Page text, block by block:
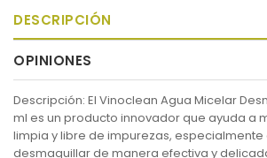
DESCRIPCIÓN
OPINIONES
Descripción: El Vinoclean Agua Micelar
ml es un producto innovador que ayuda a
limpia y libre de impurezas,
desmaquillar de manera efectiva y